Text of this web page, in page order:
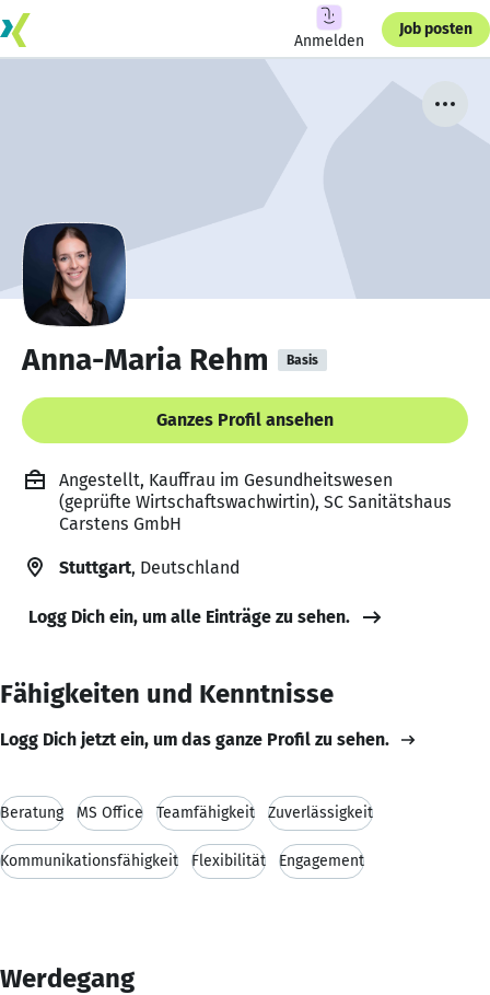
Anmelden
Job posten
Anna-Maria Rehm Basis
Ganzes Profil ansehen
Angestellt, Kauffrau im Gesundheitswesen
(geprüfte Wirtschaftswachwirtin), SC Sanitätshaus
Carstens GmbH
Stuttgart, Deutschland
Logg Dich ein, um alle Einträge zu sehen.
Fähigkeiten und Kenntnisse
Logg Dich jetzt ein, um das ganze Profil zu sehen.
Beratung MS Office Teamfähigkeit Zuverlässigkeit
Kommunikationsfähigkeit Flexibilität Engagement
Werdegang